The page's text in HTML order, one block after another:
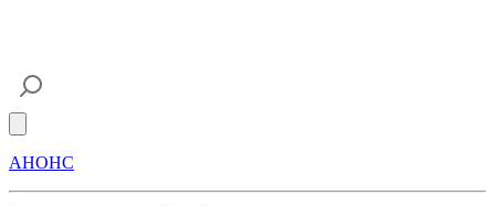
АНОНС